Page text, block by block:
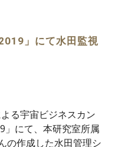
」にて水田監視
る宇宙ビジネスカン
」にて、本研究室所属
の作成した水田管理シ